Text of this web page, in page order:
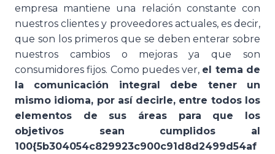
empresa mantiene una relación constante con
nuestros clientes y proveedores actuales, es decir,
que son los primeros que se deben enterar sobre
nuestros cambios o mejoras ya que son
consumidores fijos. Como puedes ver, el tema de
la comunicación integral debe tener un
mismo idioma, por así decirle, entre todos los
elementos de sus áreas para que los
objetivos sean cumplidos al
100{5b304054c829923c900c91d8d2499d54af